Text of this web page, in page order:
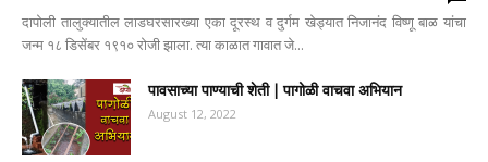
दापोली तालुक्यातील लाडघरसारख्या एका दूरस्थ व दुर्गम खेड्यात निजानंद विष्णू बाळ यांचा
जन्म १८ डिसेंबर १९१० रोजी झाला. त्या काळात गावात जे...
पावसाच्या पाण्याची शेती | पागोळी वाचवा अभियान
August 12, 2022